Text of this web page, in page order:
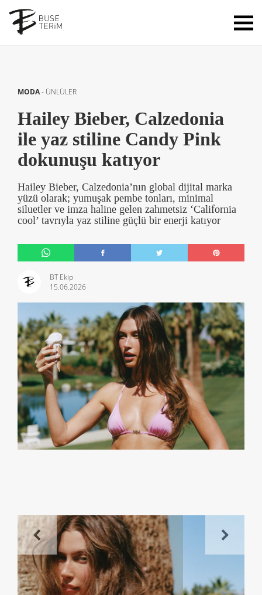
MODA- ÜNLÜLER
Hailey Bieber, Calzedonia
ile yaz stiline Candy Pink
dokunuşu katıyor
Hailey Bieber, Calzedonia’nın global dijital marka
yüzü olarak; yumuşak pembe tonları, minimal
siluetler ve imza haline gelen zahmetsiz ‘California
cool’ tavrıyla yaz stiline güçlü bir enerji katıyor
BT Ekip
15.06.2026